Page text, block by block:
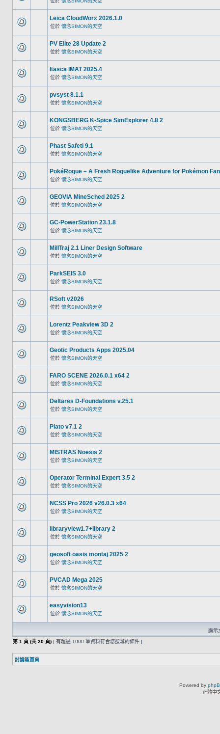
Leica CloudWorx 2026.1.0
位於 懷念SIMON的天空
PV Elite 28 Update 2
位於 懷念SIMON的天空
Itasca IMAT 2025.4
位於 懷念SIMON的天空
pvsyst 8.1.1
位於 懷念SIMON的天空
KONGSBERG K-Spice SimExplorer 4.8 2
位於 懷念SIMON的天空
Phast Safeti 9.1
位於 懷念SIMON的天空
PokéRogue – A Fresh Roguelike Adventure for Pokémon
位於 懷念SIMON的天空
GEOVIA MineSched 2025 2
位於 懷念SIMON的天空
GC-PowerStation 23.1.8
位於 懷念SIMON的天空
MillTraj 2.1 Liner Design Software
位於 懷念SIMON的天空
ParkSEIS 3.0
位於 懷念SIMON的天空
RSoft v2026
位於 懷念SIMON的天空
Lorentz Peakview 3D 2
位於 懷念SIMON的天空
Geotic Products Apps 2025.04
位於 懷念SIMON的天空
FARO SCENE 2026.0.1 x64 2
位於 懷念SIMON的天空
Deltares D-Foundations v.25.1
位於 懷念SIMON的天空
Plato v7.1 2
位於 懷念SIMON的天空
MISTRAS Noesis 2
位於 懷念SIMON的天空
Operator Terminal Expert 3.5 2
位於 懷念SIMON的天空
NCSS Pro 2026 v26.0.3 x64
位於 懷念SIMON的天空
libraryview1.7+library 2
位於 懷念SIMON的天空
geosoft oasis montaj 2025 2
位於 懷念SIMON的天空
PVCAD Mega 2025
位於 懷念SIMON的天空
easyvision13
位於 懷念SIMON的天空
顯示
第 1 頁 (共 20 頁) [ 有超過 1000 筆資料符合您搜尋的條件 ]
討論區首頁
Powered by
正體中